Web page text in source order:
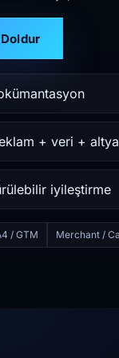
+ veri +
iyileştirme
/ GTM Merchant /